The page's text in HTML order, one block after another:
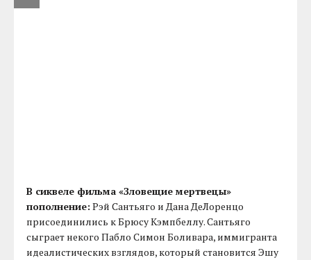
В сиквеле фильма «Зловещие мертвецы»
пополнение: Рэй Сантьяго и Дана ДеЛоренцо
присоединились к Брюсу Кэмпбеллу. Сантьяго
сыграет некого Пабло Симон Боливара, иммигранта
идеалистических взглядов, который становится Эшу